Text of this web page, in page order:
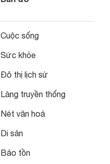
Cuộc sống
Sức khỏe
Đô thị lịch sử
Làng truyền thống
Nét văn hoá
Di sản
Bảo tồn